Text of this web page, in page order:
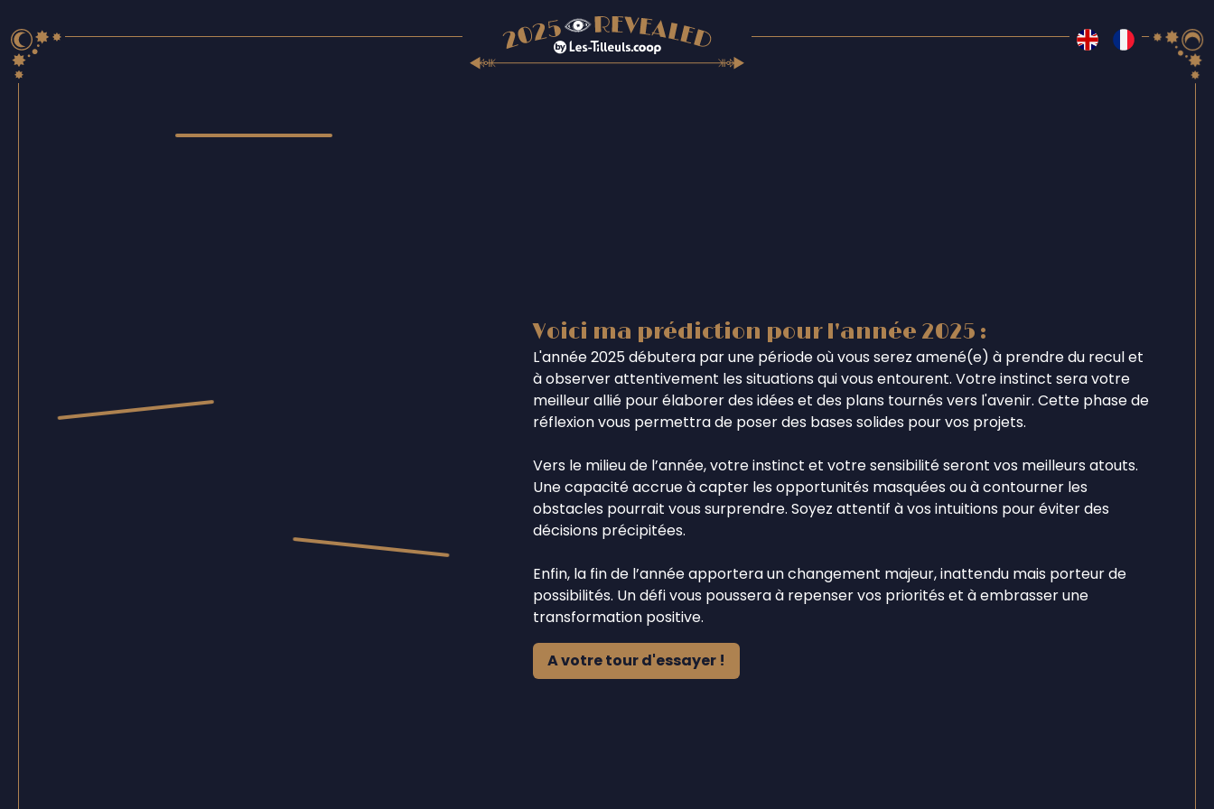
Voici ma prédiction pour l'année 2025 :
L'année 2025 débutera par une période où vous serez amené(e) à prendre du recul et
à observer attentivement les situations qui vous entourent. Votre instinct sera votre
meilleur allié pour élaborer des idées et des plans tournés vers l'avenir. Cette phase de
réflexion vous permettra de poser des bases solides pour vos projets.
Vers le milieu de l’année, votre instinct et votre sensibilité seront vos meilleurs atouts.
Une capacité accrue à capter les opportunités masquées ou à contourner les
obstacles pourrait vous surprendre. Soyez attentif à vos intuitions pour éviter des
décisions précipitées.
Enfin, la fin de l’année apportera un changement majeur, inattendu mais porteur de
possibilités. Un défi vous poussera à repenser vos priorités et à embrasser une
transformation positive.
A votre tour d'essayer !